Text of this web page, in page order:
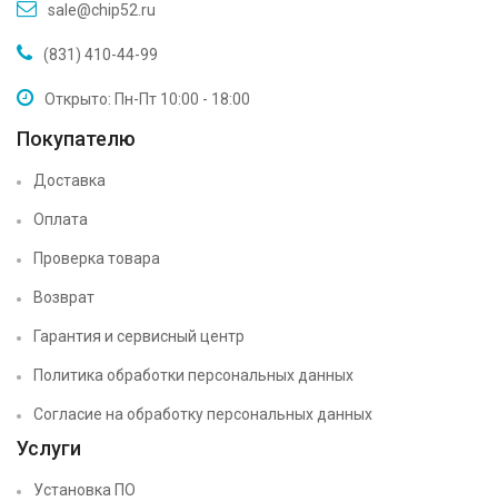
sale@chip52.ru
(831) 410-44-99
Открыто: Пн-Пт 10:00 - 18:00
Покупателю
Доставка
Оплата
Проверка товара
Возврат
Гарантия и сервисный центр
Политика обработки персональных данных
Согласие на обработку персональных данных
Услуги
Установка ПО